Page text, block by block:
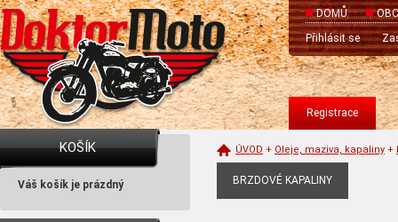
DOMŮ
Přihlásit se
Registrace
KOŠÍK
Váš košík je prázdný
ÚVOD + Oleje, maziva, kapaliny +
BRZDOVÉ KAPALINY